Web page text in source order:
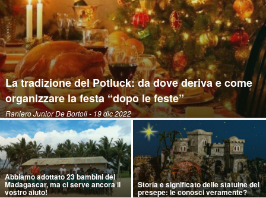
La tradizione del Potluck: da dove deriva e come
organizzare la festa “dopo le feste”
Raniero Junior De Bortoli- 19 dic 2022
Abbiamo adottato 23 bambini del
Madagascar, ma ci serve ancora il
vostro aiuto!
Storia e significato delle statuine del
presepe: le conosci veramente?